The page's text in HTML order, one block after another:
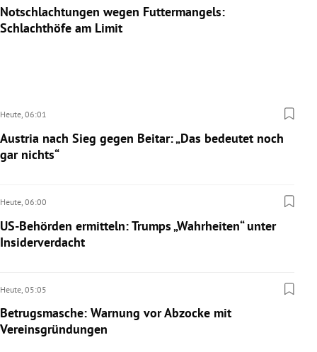
Notschlachtungen wegen Futtermangels:
Schlachthöfe am Limit
Heute, 06:01
Austria nach Sieg gegen Beitar: „Das bedeutet noch
gar nichts“
Heute, 06:00
US-Behörden ermitteln: Trumps „Wahrheiten“ unter
Insiderverdacht
Heute, 05:05
Betrugsmasche: Warnung vor Abzocke mit
Vereinsgründungen